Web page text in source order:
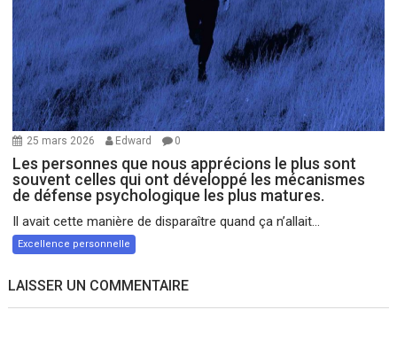
25 mars 2026 Edward 0
Les personnes que nous apprécions le plus sont
souvent celles qui ont développé les mécanismes
de défense psychologique les plus matures.
Il avait cette manière de disparaître quand ça n’allait...
Excellence personnelle
LAISSER UN COMMENTAIRE